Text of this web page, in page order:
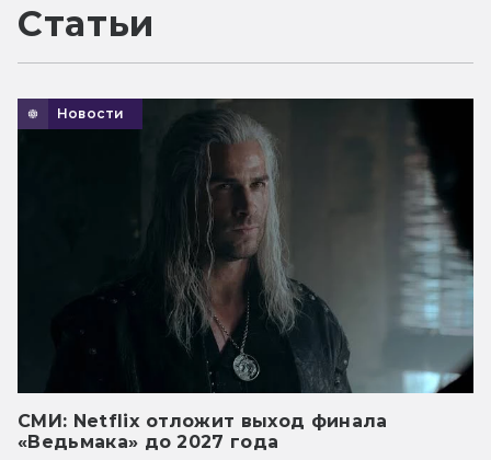
Статьи
Новости
СМИ: Netflix отложит выход финала
«Ведьмака» до 2027 года